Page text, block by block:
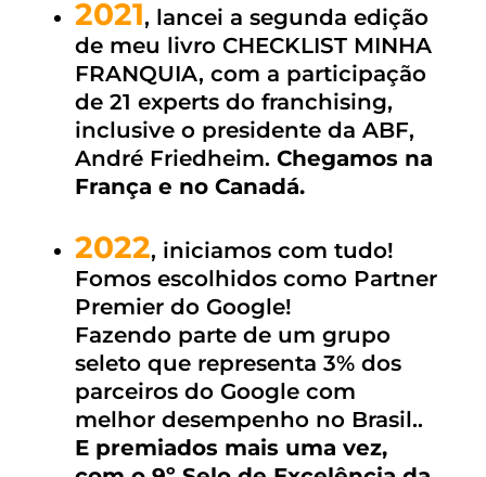
2021, lancei a segunda edição
de meu livro CHECKLIST MINHA
FRANQUIA, com a participação
de 21 experts do franchising,
inclusive o presidente da ABF,
André Friedheim. Chegamos na
França e no Canadá.
2022, iniciamos com tudo!
Fomos escolhidos como Partner
Premier do Google!
Fazendo parte de um grupo
seleto que representa 3% dos
parceiros do Google com
melhor desempenho no Brasil..
E premiados mais uma vez,